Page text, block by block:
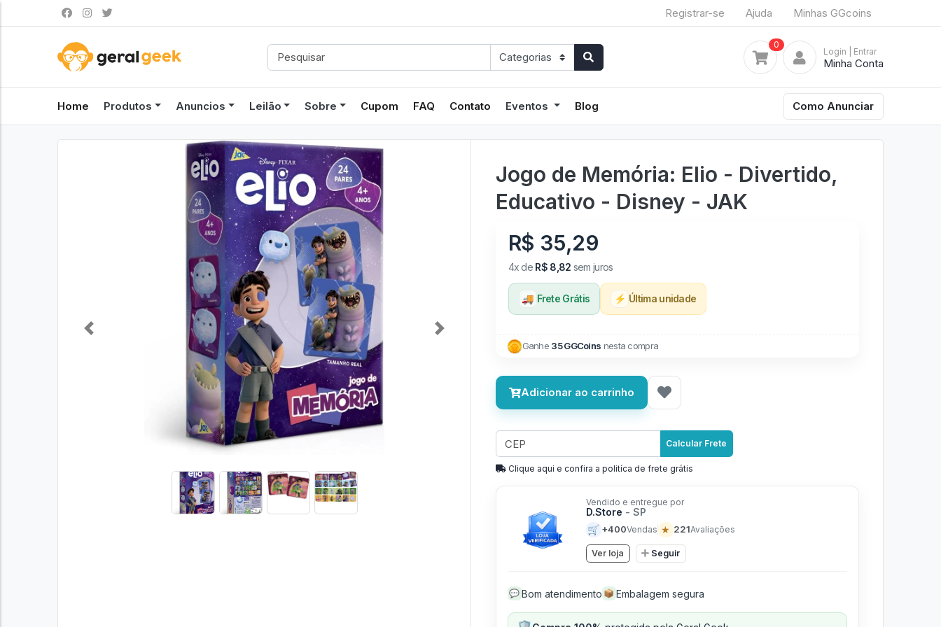
Registrar-se Ajuda Minhas GGcoins
0
Login | Entrar
Minha Conta
Home Produtos Anuncios Leilão Sobre Cupom FAQ Contato Eventos Blog Como Anunciar
Previous Next
Jogo de Memória: Elio - Divertido,
Educativo - Disney - JAK
R$ 35,29
4x de R$ 8,82 sem juros
🚚 Frete Grátis ⚡ Última unidade
Ganhe 35 GGCoins nesta compra
Adicionar ao carrinho
Calcular Frete
Clique aqui e confira a politíca de frete grátis
Vendido e entregue por
D.Store - SP
🛒 +400Vendas ★ 221Avaliações
Ver loja Seguir
💬 Bom atendimento 📦 Embalagem segura